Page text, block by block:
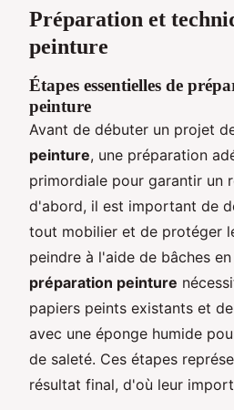
Préparation et
peinture
Étapes essentielles de
peinture
Avant de débuter un projet
peinture, une préparation
primordiale pour garantir un
d'abord, il est important de
tout mobilier et de protéger
peindre à l'aide de bâches
préparation peinture
papiers peints existants et
avec une éponge humide
de saleté. Ces étapes
résultat final, d'où leur